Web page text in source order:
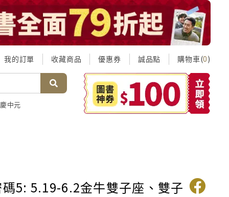
我的訂單 收藏商品 優惠券 誠品點 購物車(0)
中元
5: 5.19-6.2金牛雙子座、雙子